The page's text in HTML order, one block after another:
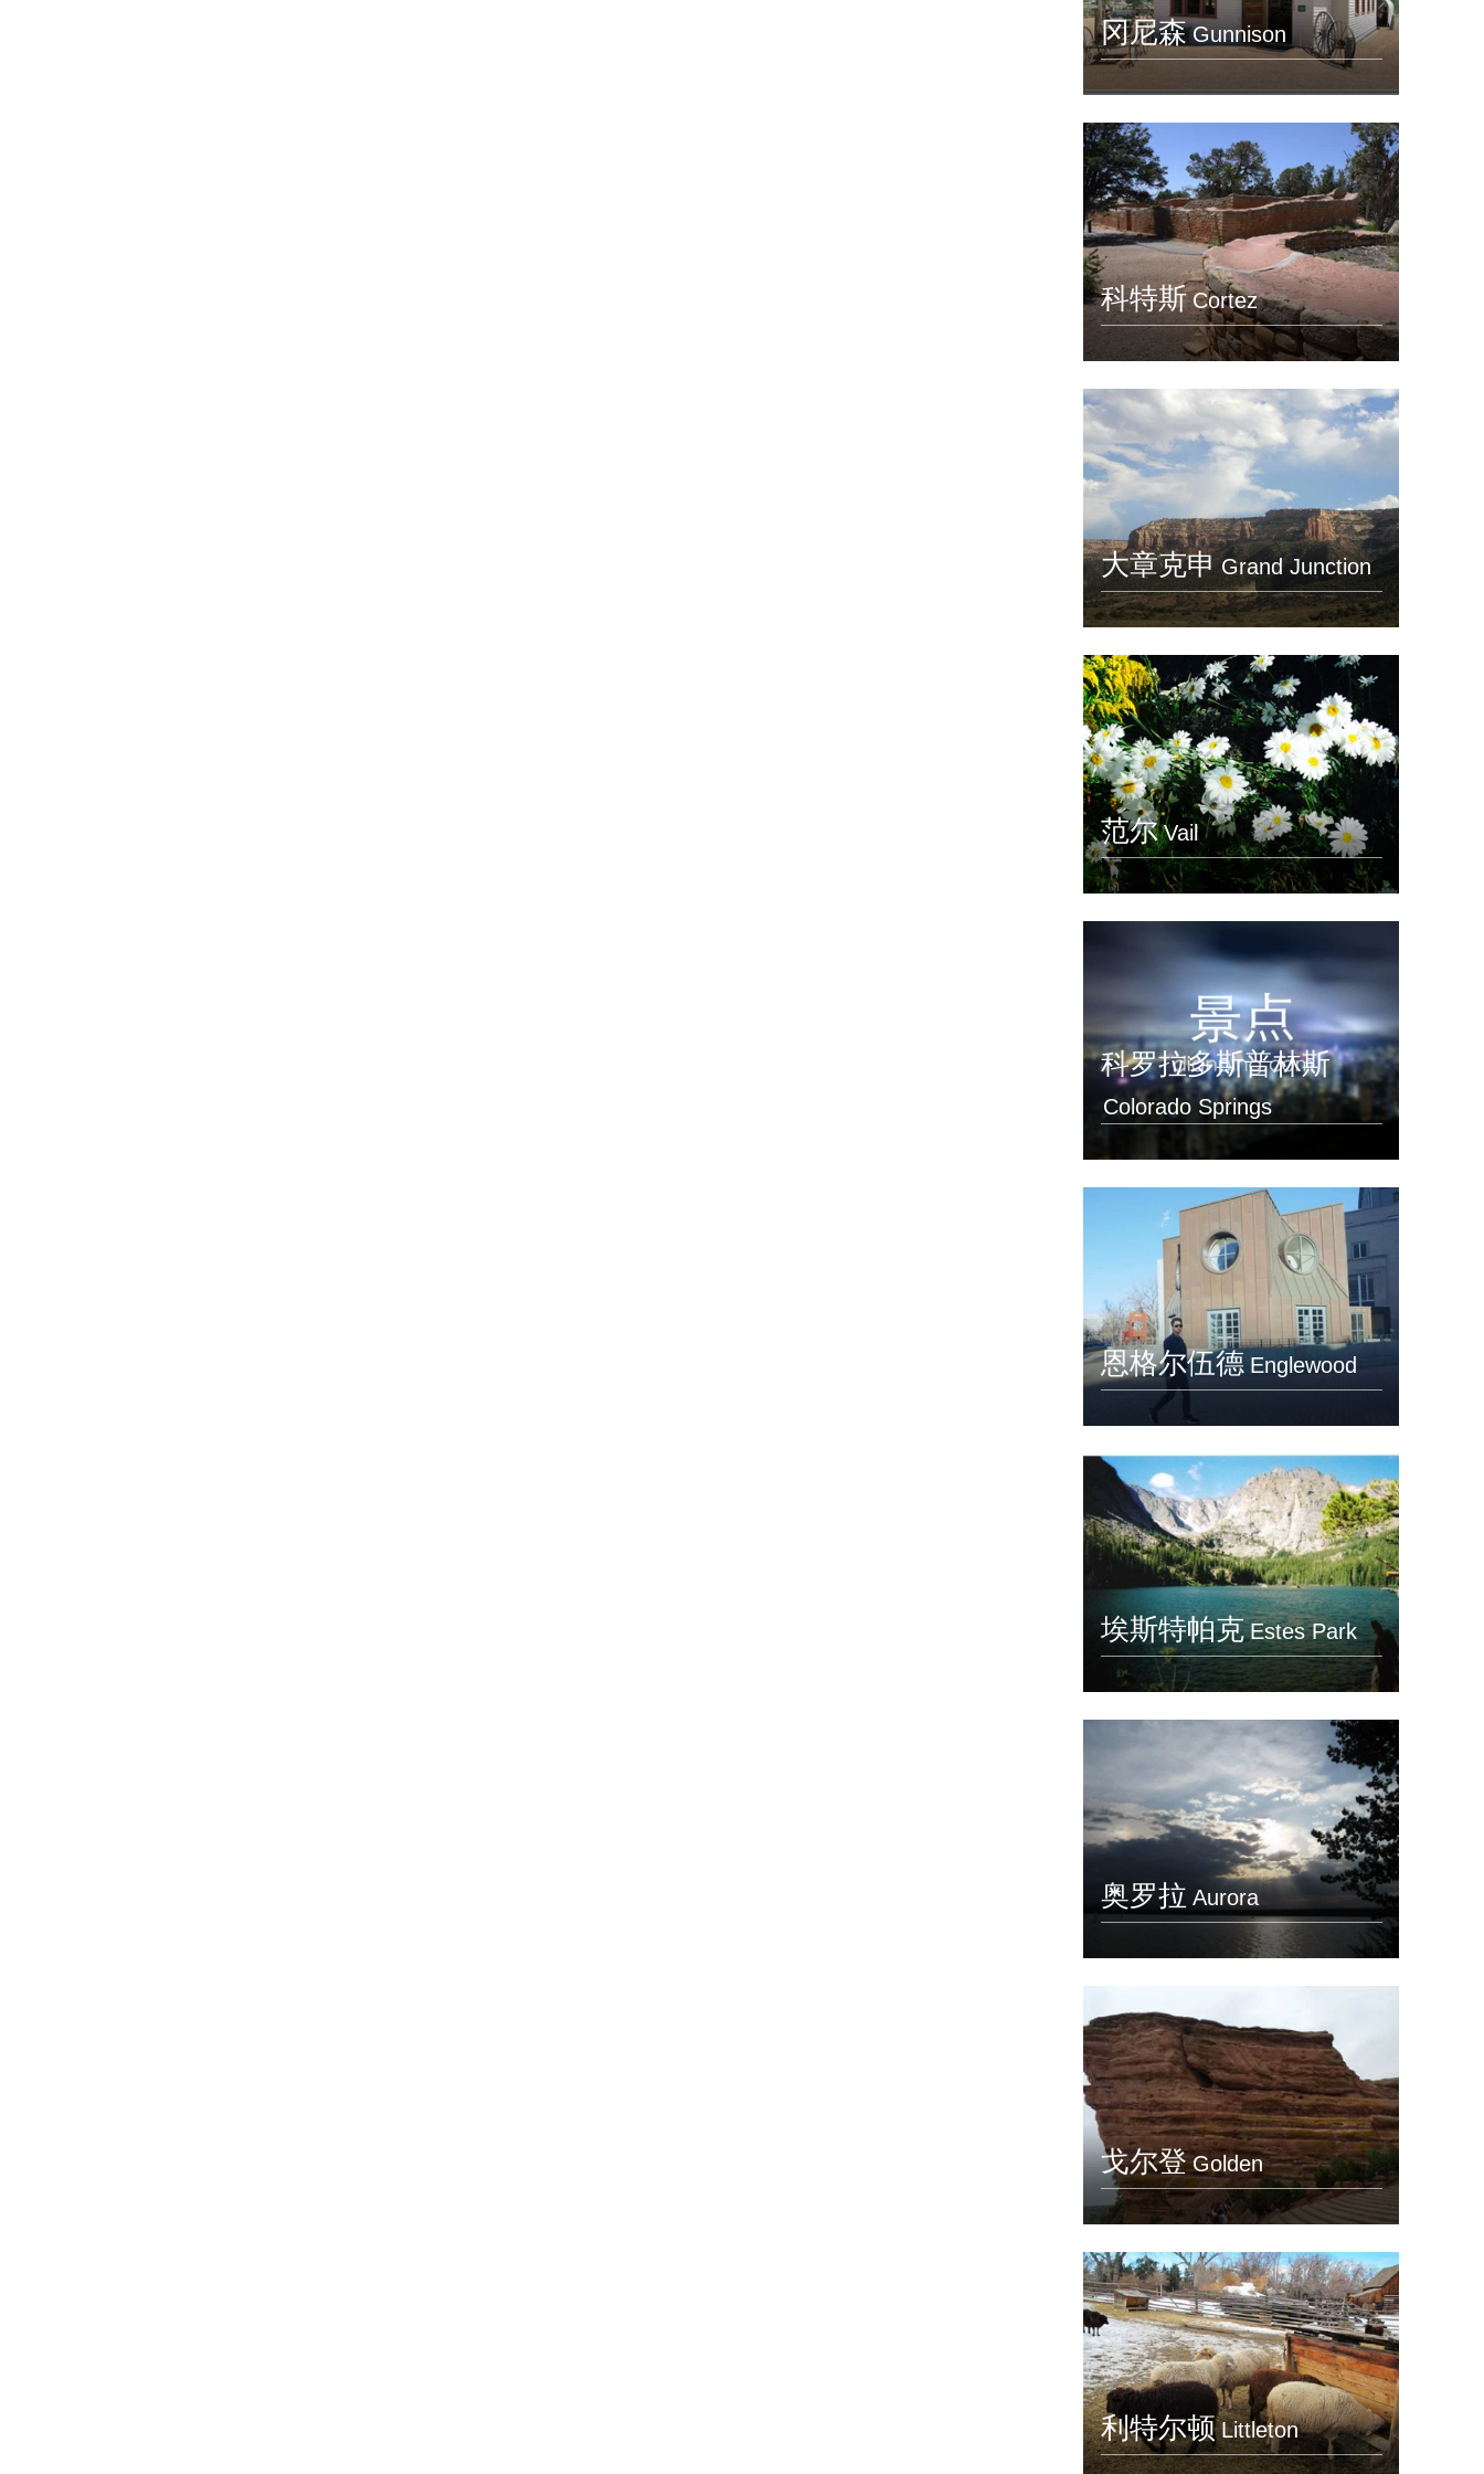
冈尼森 Gunnison
科特斯 Cortez
大章克申 Grand Junction
范尔 Vail
科罗拉多斯普林斯
Colorado Springs
恩格尔伍德 Englewood
埃斯特帕克 Estes Park
奥罗拉 Aurora
戈尔登 Golden
利特尔顿 Littleton